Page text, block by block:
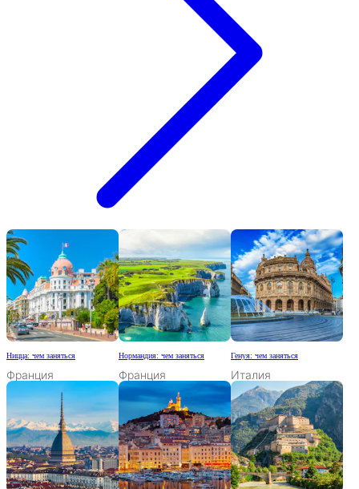
Ницца: чем заняться
Франция
Нормандия: чем заняться
Франция
Генуя: чем заняться
Италия